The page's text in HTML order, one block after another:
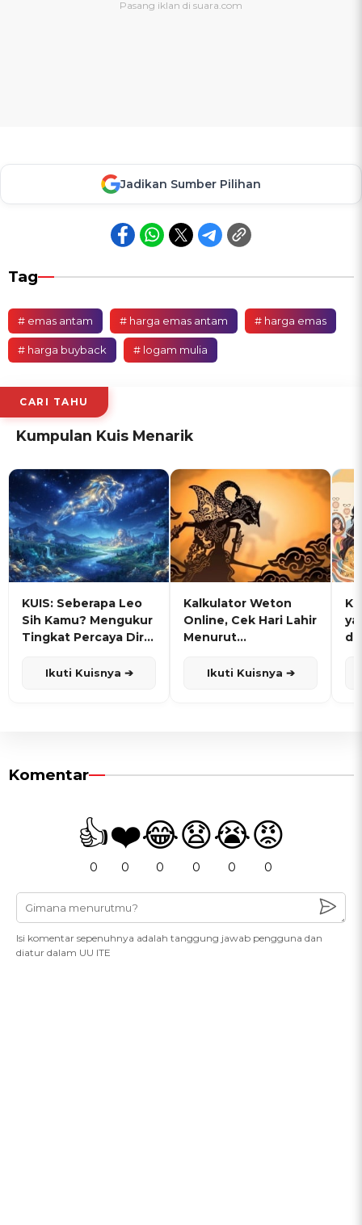
Jadikan Sumber Pilihan
Tag
# emas antam # harga emas antam # harga emas
# harga buyback # logam mulia
CARI TAHU
Kumpulan Kuis Menarik
KUIS: Seberapa Leo
Sih Kamu? Mengukur
Tingkat Percaya Diri
Ikuti Kuisnya ➔
Kalkulator Weton
Online, Cek Hari Lahir
Menurut
Ikuti Kuisnya ➔
Komentar
👍
0
❤️
0
😂
0
😧
0
😭
0
😡
0
Isi komentar sepenuhnya adalah tanggung jawab pengguna dan
diatur dalam UU ITE